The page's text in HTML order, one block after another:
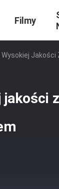
Filmy
Wysokiej
jakości z